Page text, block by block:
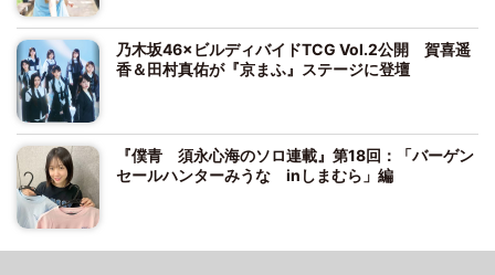
乃木坂46×ビルディバイドTCG Vol.2公開 賀喜遥
香＆田村真佑が『京まふ』ステージに登壇
『僕青 須永心海のソロ連載』第18回：「バーゲン
セールハンターみうな inしまむら」編